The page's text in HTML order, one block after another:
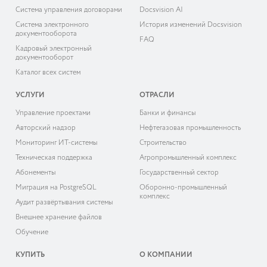
Система управления договорами
Система электронного
документооборота
Кадровый электронный
документооборот
Каталог всех систем
Docsvision AI
История изменений Docsvision
FAQ
УСЛУГИ
Управление проектами
Авторский надзор
Мониторинг ИТ-системы
Техническая поддержка
Абонементы
Миграция на PostgreSQL
Аудит развёртывания системы
Внешнее хранение файлов
Обучение
ОТРАСЛИ
Банки и финансы
Нефтегазовая промышленность
Строительство
Агропромышленный комплекс
Государственный сектор
Оборонно-промышленный
комплекс
КУПИТЬ О КОМПАНИИ